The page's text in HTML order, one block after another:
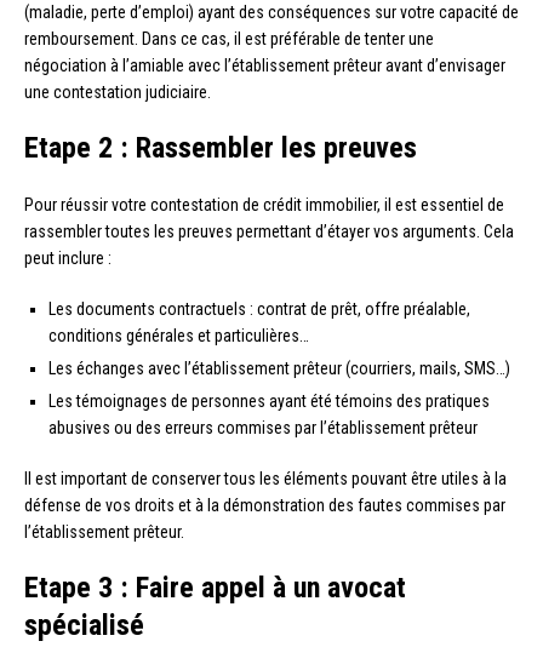
(maladie, perte d’emploi) ayant des conséquences sur votre capacité de
remboursement. Dans ce cas, il est préférable de tenter une
négociation à l’amiable avec l’établissement prêteur avant d’envisager
une contestation judiciaire.
Etape 2 : Rassembler les preuves
Pour réussir votre contestation de crédit immobilier, il est essentiel de
rassembler toutes les preuves permettant d’étayer vos arguments. Cela
peut inclure :
Les documents contractuels : contrat de prêt, offre préalable,
conditions générales et particulières…
Les échanges avec l’établissement prêteur (courriers, mails, SMS…)
Les témoignages de personnes ayant été témoins des pratiques
abusives ou des erreurs commises par l’établissement prêteur
Il est important de conserver tous les éléments pouvant être utiles à la
défense de vos droits et à la démonstration des fautes commises par
l’établissement prêteur.
Etape 3 : Faire appel à un avocat
spécialisé